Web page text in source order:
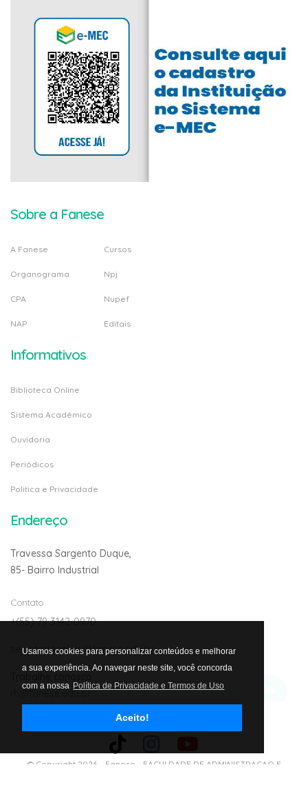
Usamos cookies para personalizar conteúdos e melhorar
a sua experiência. Ao navegar neste site, você concorda
com a nossa Política de Privacidade e Termos de Uso
Aceito!
Sobre a Fanese
A Fanese
Organograma
CPA
NAP
Cursos
Npj
Nupef
Editais
Informativos
Biblioteca Online
Sistema Acadêmico
Ouvidoria
Periódicos
Politica e Privacidade
Endereço
Travessa Sargento Duque,
85- Bairro Industrial
Contato
+(55) 79 3142-0970
secretariaonline@fanese.edu.br
rh@fanese.edu.br
© Copyright 2026 - Fanese - FACULDADE DE ADMINISTRACAO E
Avalie nosso site